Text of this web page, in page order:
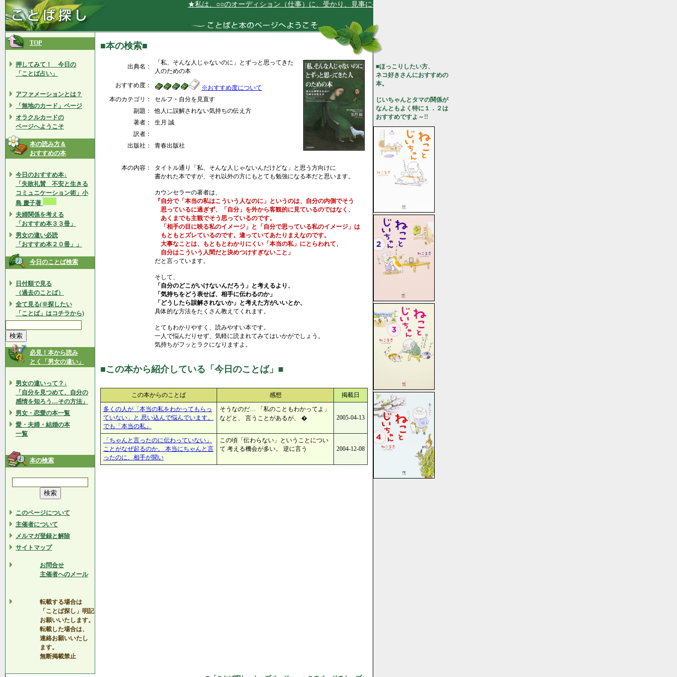
★私は、○○のオーディション（仕事）に、受かり、見事にやりとげます★
TOP
押してみて！ 今日の
「ことば占い」
アファメーションとは？
「無地のカード」ページ
オラクルカードの
ページへようこそ
本の読み方＆
おすすめの本
今日のおすすめ本↓
「失敗礼賛 不安と生きる
コミュニケーション術」小
島 慶子著
夫婦関係を考える
「おすすめ本３３冊」
男女の違い必読
「おすすめ本２０冊」」
今日のことば検索
日付順で見る
（過去のことば）
全て見る(※探したい
「ことば」はコチラから)
必見！本から読み
とく「男女の違い」
男女の違いって？↓
「自分を見つめて、自分の
感情を知ろう…その方法」
男女・恋愛の本一覧
愛・夫婦・結婚の本
一覧
本の検索
このページについて
主催者について
メルマガ登録と解除
サイトマップ
お問合せ
主催者へのメール
転載する場合は
「ことば探し」明記
お願いいたします。
転載した場合は、
連絡お願いいたし
ます。
無断掲載禁止
■本の検索■
出典名：
「私、そんな人じゃないのに」とずっと思ってきた
人のための本
おすすめ度：
※おすすめ度について
本のカテゴリ：
セルフ・自分を見直す
副題：
他人に誤解されない気持ちの伝え方
著者：
生月 誠
訳者：
出版社：
青春出版社
本の内容：
タイトル通り「私、そんな人じゃないんだけどな」と思う方向けに
書かれた本ですが、それ以外の方にもとても勉強になる本だと思います。
カウンセラーの著者は、
『自分で「本当の私はこういう人なのに」というのは、自分の内側でそう
思っているに過ぎず、「自分」を外から客観的に見ているのではなく、
あくまでも主観でそう思っているのです。
「相手の目に映る私のイメージ」と「自分で思っている私のイメージ」は
もともとズレているのです。違っていてあたりまえなのです。
大事なことは、もともとわかりにくい「本当の私」にとらわれて、
自分はこういう人間だと決めつけすぎないこと」
だと言っています。
そして、
「自分のどこがいけないんだろう」と考えるより、
「気持ちをどう表せば、相手に伝わるのか」
「どうしたら誤解されないか」と考えた方がいいとか、
具体的な方法をたくさん教えてくれます。
とてもわかりやすく、読みやすい本です。
一人で悩んだりせず、気軽に読まれてみてはいかがでしょう。
気持ちがフッとラクになりますよ。
■この本から紹介している「今日のことば」■
この本からのことば 感想
掲載日
多くの人が「本当の私をわかってもらっ
ていない」と 思い込んで悩んでいます。
でも「本当の私」
そうなのだ… 「私のこともわかってよ」
などと、 言うことがあるが、 �
2005-04-13
「ちゃんと言ったのに伝わっていない」
ことがなぜ起るのか。 本当にちゃんと言
ったのに、相手が聞い
この頃「伝わらない」ということについ
て 考える機会が多い。 逆に言う
2004-12-08
■ほっこりしたい方、
ネコ好きさんにおすすめの
本。
じいちゃんとタマの関係が
なんともよく特に１．２は
おすすめですよ～!!